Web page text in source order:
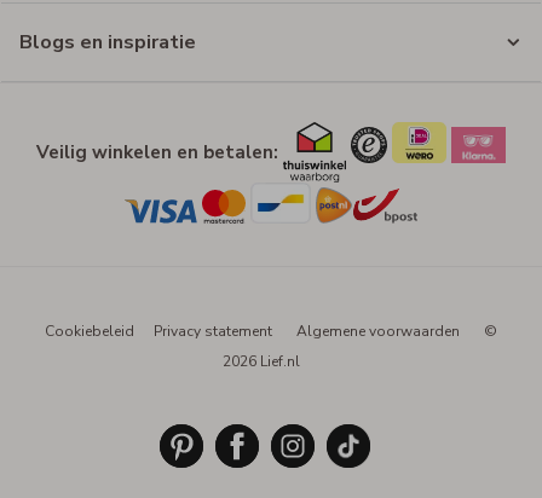
Blogs en inspiratie
Veilig winkelen en betalen:
Cookiebeleid Privacy statement Algemene voorwaarden
©
2026 Lief.nl